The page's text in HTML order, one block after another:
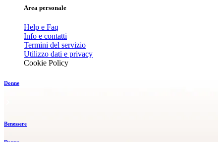
Area personale
Help e Faq
Info e contatti
Termini del servizio
Utilizzo dati e privacy
Cookie Policy
Donne
Benessere